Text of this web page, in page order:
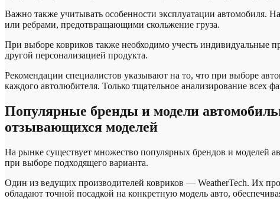
Важно также учитывать особенности эксплуатации автомобиля.
или ребрами, предотвращающими скольжение груза.
При выборе ковриков также необходимо учесть индивидуальные
другой персонализацией продукта.
Рекомендации специалистов указывают на то, что при выборе
каждого автолюбителя. Только тщательное анализирование всех
Популярные бренды и модели
отзывающихся моделей
На рынке существует множество популярных брендов и моделей
при выборе подходящего варианта.
Один из ведущих производителей ковриков — WeatherTech. Их
обладают точной посадкой на конкретную модель авто,